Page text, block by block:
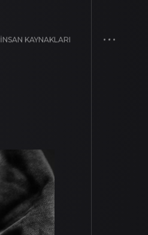
İNSAN KAYNAKLARI